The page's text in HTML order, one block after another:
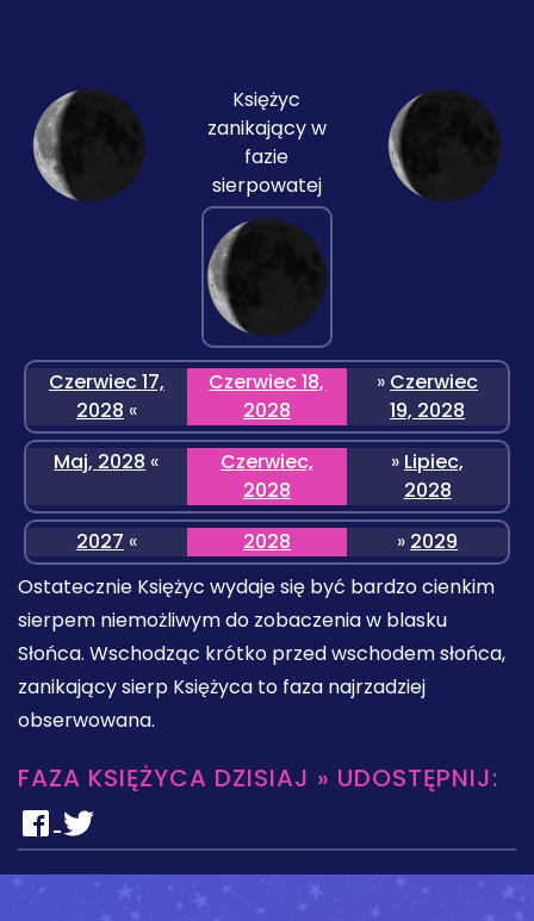
Księżyc
zanikający w
fazie
sierpowatej
Czerwiec 17,
2028 «
Czerwiec 18,
2028
» Czerwiec
19, 2028
Maj, 2028 «
Czerwiec,
2028
» Lipiec,
2028
2027 « 2028 » 2029
Ostatecznie Księżyc wydaje się być bardzo cienkim
sierpem niemożliwym do zobaczenia w blasku
Słońca. Wschodząc krótko przed wschodem słońca,
zanikający sierp Księżyca to faza najrzadziej
obserwowana.
FAZA KSIĘŻYCA DZISIAJ » UDOSTĘPNIJ: